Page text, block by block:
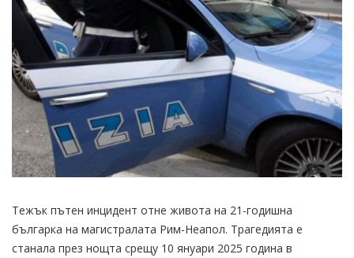
Тежък пътен инцидент отне живота на 21-годишна
българка на магистралата Рим-Неапол. Трагедията е
станала през нощта срещу 10 януари 2025 година в